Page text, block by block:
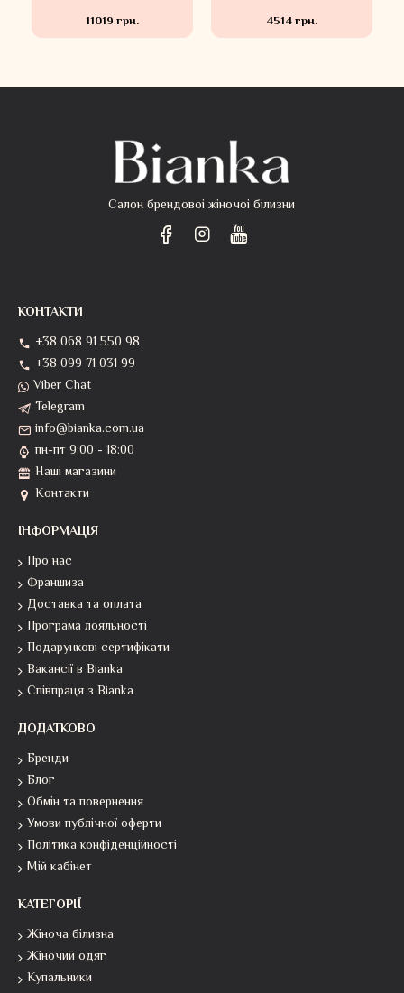
11019 грн.
4514 грн.
Салон брендовоі жіночоі білизни
КОНТАКТИ
+38 068 91 550 98
+38 099 71 031 99
Viber Chat
Telegram
info@bianka.com.ua
пн-пт 9:00 - 18:00
Наші магазини
Контакти
ІНФОРМАЦІЯ
Про нас
Франшиза
Доставка та оплата
Програма лояльності
Подарункові сертифікати
Вакансії в Bianka
Співпраця з Bianka
ДОДАТКОВО
Бренди
Блог
Обмін та повернення
Умови публічної оферти
Політика конфіденційності
Мій кабінет
КАТЕГОРІЇ
Жіноча білизна
Жіночий одяг
Купальники